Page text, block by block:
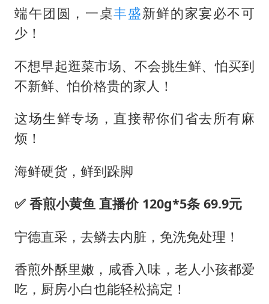
端午团圆，一桌丰盛新鲜的家宴必不可
少！
不想早起逛菜市场、不会挑生鲜、怕买到
不新鲜、怕价格贵的家人！
这场生鲜专场，直接帮你们省去所有麻
烦！
海鲜硬货，鲜到跺脚
✅ 香煎小黄鱼 直播价 120g*5条 69.9元
宁德直采，去鳞去内脏，免洗免处理！
香煎外酥里嫩，咸香入味，老人小孩都爱
吃，厨房小白也能轻松搞定！